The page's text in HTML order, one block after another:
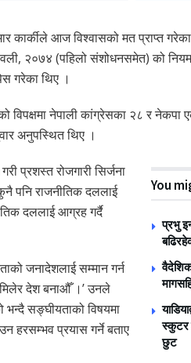
कार्कीले आज विश्वासको मत प्राप्त
२०७४ (पहिलो संशोधनसमेत) को
गरेका थिए ।
विपक्षमा नेपाली कांग्रेसका २८ र
अनुपस्थित थिए ।
You
प्रभु
वैदेशिक
स्कुटर
छुट
प्रशस्त रोजगारी सिर्जना
पनि राजनीतिक दललाई
दललाई आग्रह गर्दै
जनादेशलाई सम्मान गर्न
देश बनाऔँ ।’ उनले
भन्दै सङ्घीयताको विषयमा
हरसम्भव प्रयास गर्ने बताए